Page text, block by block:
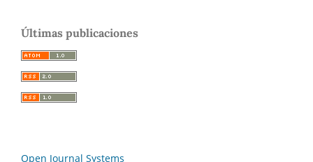
Últimas publicaciones
Open Journal Systems